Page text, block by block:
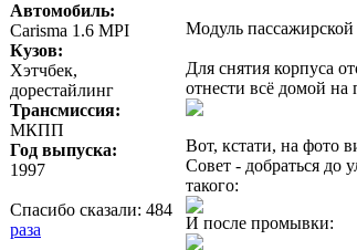
Автомобиль:
Carisma 1.6 MPI
Кузов:
Хэтчбек,
дорестайлинг
Трансмиссия:
МКПП
Год выпуска:
1997
Спасибо сказали: 484
раза
Модуль
Для снятия корпуса
отнести всё домой на
Вот, кстати, на фото
Совет - добраться до
такого:
И после промывки: